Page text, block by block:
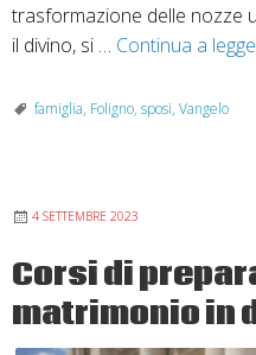
trasformazione delle nozze
il divino, si … Continua a
famiglia, Foligno, sposi, Vangelo
4 SETTEMBRE 2023
Corsi di
matrimonio in